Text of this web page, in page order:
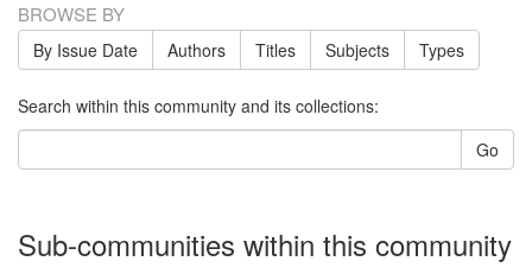
BROWSE BY
By Issue Date Authors Titles Subjects Types
Search within this community and its collections:
Go
Sub-communities within this community